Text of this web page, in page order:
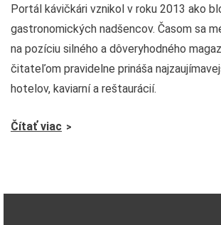
Portál kávičkári vznikol v roku 2013 ako
gastronomických nadšencov. Časom sa
na pozíciu silného a dôveryhodného
čitateľom pravidelne prináša
hotelov, kaviarní a reštaurácií.
Čítať viac